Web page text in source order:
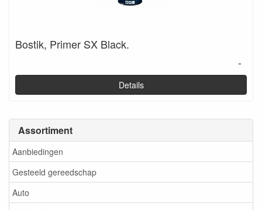
Assortiment
Aanbiedingen
Gesteeld gereedschap
Auto
Bostik, Primer SX Black.
-
Details